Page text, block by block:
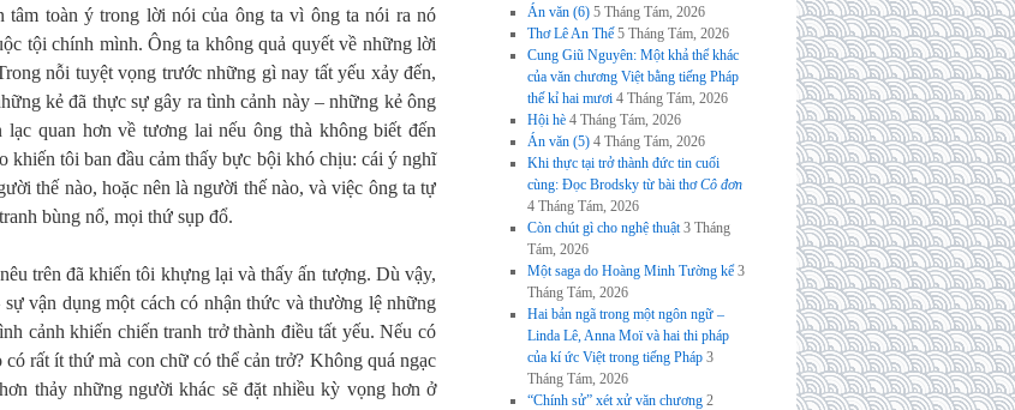
toàn ý trong lời nói của ông ta vì ông ta nói ra nó
tội chính mình. Ông ta không quả quyết về những lời
nỗi tuyệt vọng trước những gì nay tất yếu xảy đến,
kẻ đã thực sự gây ra tình cảnh này – những kẻ ông
quan hơn về tương lai nếu ông thà không biết đến
khiến tôi ban đầu cảm thấy bực bội khó chịu: cái ý nghĩ
thế nào, hoặc nên là người thế nào, và việc ông ta tự
bùng nổ, mọi thứ sụp đổ.
trên đã khiến tôi khựng lại và thấy ấn tượng. Dù vậy,
vận dụng một cách có nhận thức và thường lệ những
cảnh khiến chiến tranh trở thành điều tất yếu. Nếu có
rất ít thứ mà con chữ có thể cản trở? Không quá ngạc
thảy những người khác sẽ đặt nhiều kỳ vọng hơn ở
Án văn (6) 5 Tháng Tám, 2026
Thơ Lê An Thế 5 Tháng Tám, 2026
Cung Giũ Nguyên: Một khả thể khác
của văn chương Việt bằng tiếng Pháp
thế kỉ hai mươi 4 Tháng Tám, 2026
Hội hè 4 Tháng Tám, 2026
Án văn (5) 4 Tháng Tám, 2026
Khi thực tại trở thành đức tin cuối
cùng: Đọc Brodsky từ bài thơCô đơn
4 Tháng Tám, 2026
Còn chút gì cho nghệ thuật 3 Tháng
Tám, 2026
Một saga do Hoàng Minh Tường kể 3
Tháng Tám, 2026
Hai bản ngã trong một ngôn ngữ –
Linda Lê, Anna Moï và hai thi pháp
của kí ức Việt trong tiếng Pháp 3
Tháng Tám, 2026
“Chính sử” xét xử văn chương 2